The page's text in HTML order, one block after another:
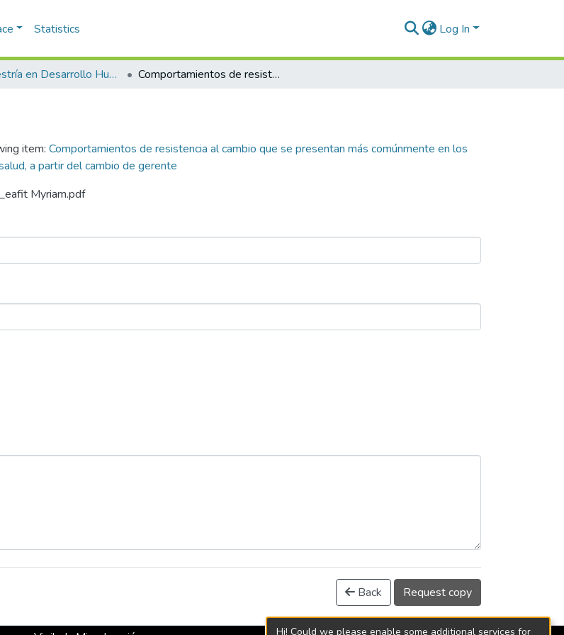
Statistics Log In
Maestría en Desarrollo Humano Organizacional (tesis) Comportamientos de resistencia al cambio que se presentan más comúnmente en los colaboradores de una organización prestadora de servicios de salud, a partir del cambio de gerente
item: Comportamientos de resistencia al cambio que se presentan más comúnmente en los
a partir del cambio de gerente
Myriam.pdf
Back Request copy
Hi! Could we please enable some additional services for